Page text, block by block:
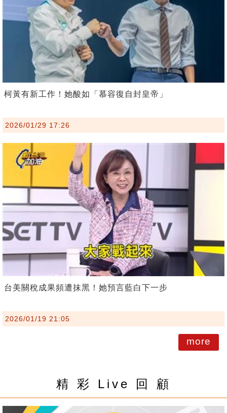
柯黃有新工作！她酸如「慕容復自封皇帝」
2026/01/29 17:26
台美關稅成果頻遭抹黑！她預言藍白下一步
2026/01/19 21:05
more
精 彩 Live 回 顧